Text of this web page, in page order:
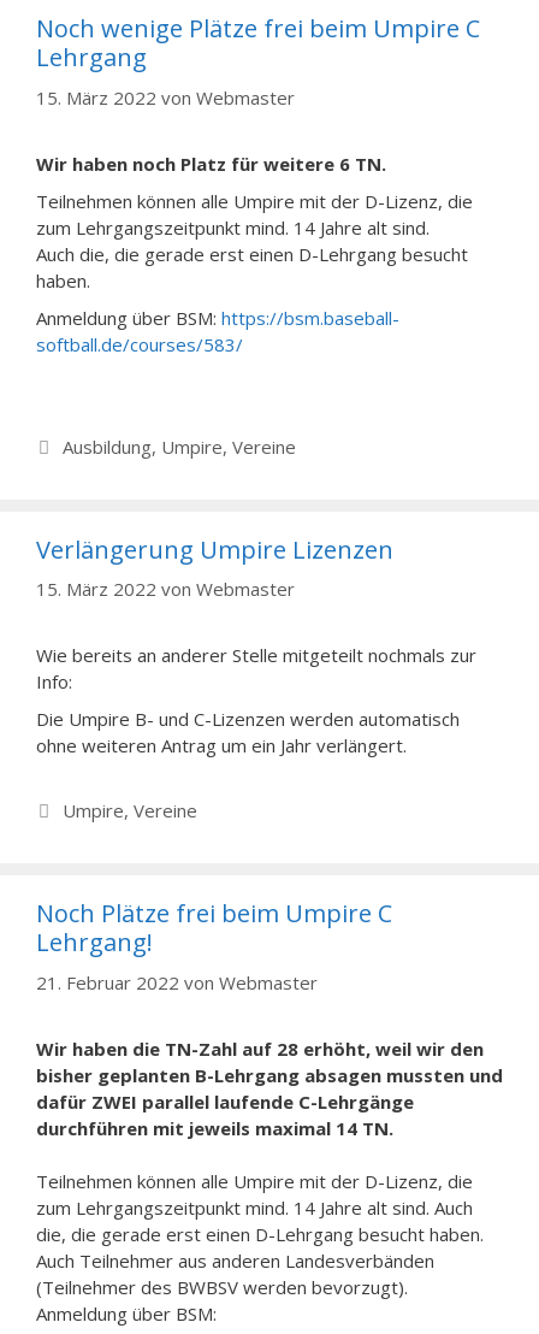
Noch wenige Plätze frei beim Umpire C
Lehrgang
15. März 2022 von Webmaster
Wir haben noch Platz für weitere 6 TN.
Teilnehmen können alle Umpire mit der D-Lizenz, die
zum Lehrgangszeitpunkt mind. 14 Jahre alt sind.
Auch die, die gerade erst einen D-Lehrgang besucht
haben.
Anmeldung über BSM: https://bsm.baseball-
softball.de/courses/583/
Kategorien
Ausbildung, Umpire, Vereine
Verlängerung Umpire Lizenzen
15. März 2022 von Webmaster
Wie bereits an anderer Stelle mitgeteilt nochmals zur
Info:
Die Umpire B- und C-Lizenzen werden automatisch
ohne weiteren Antrag um ein Jahr verlängert.
Kategorien
Umpire, Vereine
Noch Plätze frei beim Umpire C
Lehrgang!
21. Februar 2022 von Webmaster
Wir haben die TN-Zahl auf 28 erhöht, weil wir den
bisher geplanten B-Lehrgang absagen mussten und
dafür ZWEI parallel laufende C-Lehrgänge
durchführen mit jeweils maximal 14 TN.
Teilnehmen können alle Umpire mit der D-Lizenz, die
zum Lehrgangszeitpunkt mind. 14 Jahre alt sind. Auch
die, die gerade erst einen D-Lehrgang besucht haben.
Auch Teilnehmer aus anderen Landesverbänden
(Teilnehmer des BWBSV werden bevorzugt).
Anmeldung über BSM: